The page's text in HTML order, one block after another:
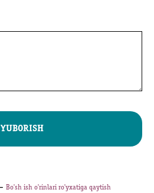
YUBORISH
Bo'sh ish o'rinlari ro'yxatiga qaytish